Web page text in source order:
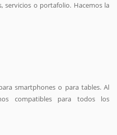
servicios o portafolio. Hacemos la
smartphones o para tables. Al
compatibles para todos los